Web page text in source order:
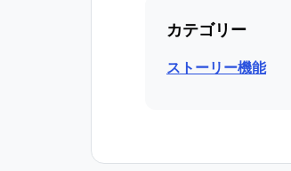
カテゴリー
ストーリー機能